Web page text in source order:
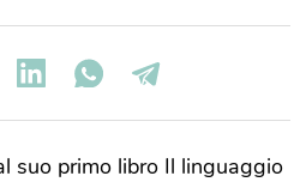
suo primo libro Il linguaggio